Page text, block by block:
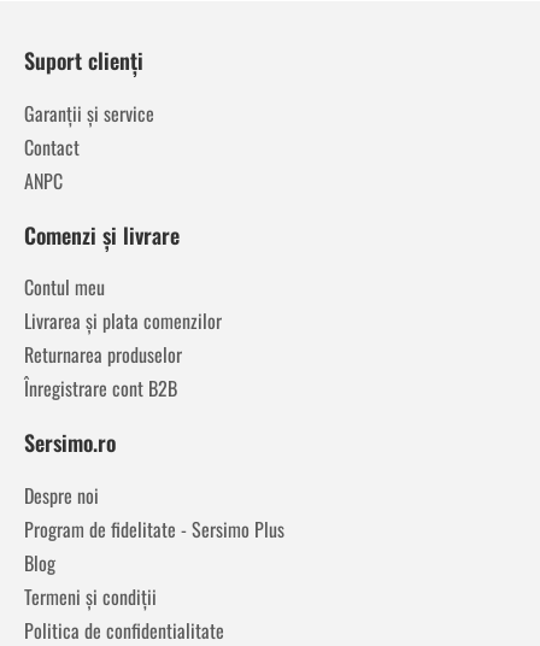
Suport clienți
Garanții și service
Contact
ANPC
Comenzi și livrare
Contul meu
Livrarea și plata comenzilor
Returnarea produselor
Înregistrare cont B2B
Sersimo.ro
Despre noi
Program de fidelitate - Sersimo Plus
Blog
Termeni și condiții
Politica de confidentialitate